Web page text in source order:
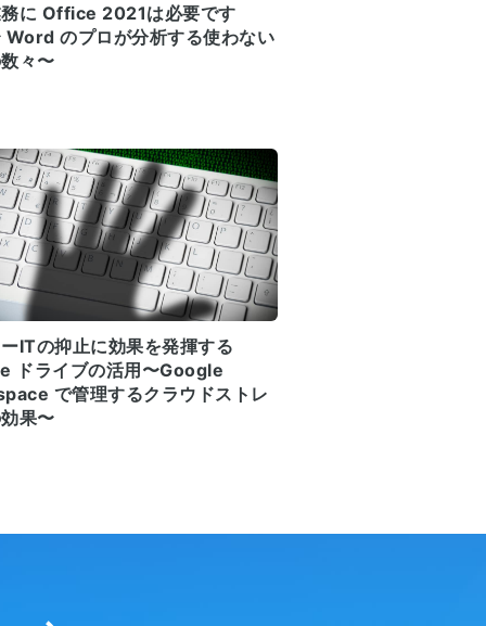
に Office 2021は必要です
Word のプロが分析する使わない
々〜
ITの抑止に効果を発揮する
ドライブの活用〜Google
で管理するクラウドストレ
果〜